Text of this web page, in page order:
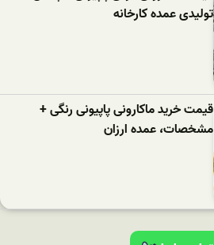
تولیدی عمده کارخانه
قیمت خرید ماکارونی پاپیونی رنگی +
مشخصات، عمده ارزان